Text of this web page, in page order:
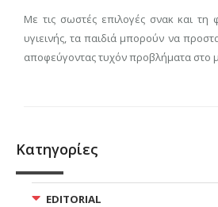
Με τις σωστές επιλογές σνακ και τη
υγιεινής, τα παιδιά μπορούν να
αποφεύγοντας τυχόν προβλήματα στο
Κατηγορίες
EDITORIAL